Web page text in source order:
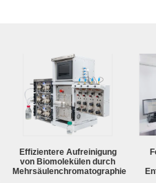
Effizientere Aufreinigung
von Biomolekülen durch
Mehrsäulenchromatographie